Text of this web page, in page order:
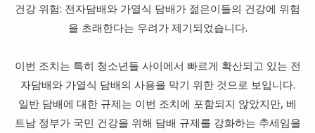
건강 위험: 전자담배와 가열식 담배가 젊은이들의 건강에 위험
을 초래한다는 우려가 제기되었습니다.
이번 조치는 특히 청소년들 사이에서 빠르게 확산되고 있는 전
자담배와 가열식 담배의 사용을 막기 위한 것으로 보입니다.
일반 담배에 대한 규제는 이번 조치에 포함되지 않았지만, 베
트남 정부가 국민 건강을 위해 담배 규제를 강화하는 추세임을